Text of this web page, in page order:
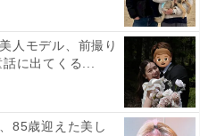
人モデル、前撮り
に出てくる...
85歳迎えた美し